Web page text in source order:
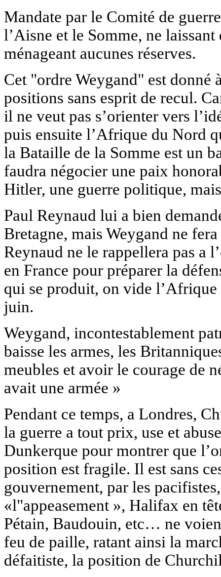
Mandate par le Comité de
l’Aisne et le Somme, ne
ménageant aucunes réserves.
Cet "ordre Weygand" est donné
positions sans esprit de recul.
il ne veut pas s’orienter vers
puis ensuite l’Afrique du Nord
la Bataille de la Somme est un
faudra négocier une paix
Hitler, une guerre politique,
Paul Reynaud lui a bien
Bretagne, mais Weygand ne
Reynaud ne le rappellera pas a
en France pour préparer la
qui se produit, on vide
juin.
Weygand, incontestablement
baisse les armes, les
meubles et avoir le courage de
avait une armée »
Pendant ce temps, a Londres,
la guerre a tout prix, use et
Dunkerque pour montrer que
position est fragile. Il est sans
gouvernement, par les
«l"appeasement », Halifax en
Pétain, Baudouin, etc… ne
feu de paille, ratant ainsi la
défaitiste, la position de